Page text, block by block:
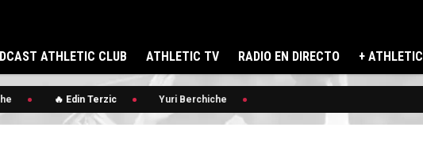
ATHLETIC CLUB ATHLETIC TV RADIO EN DIRECTO + ATHLETIC
🔥 Edin Terzic Yuri Berchiche